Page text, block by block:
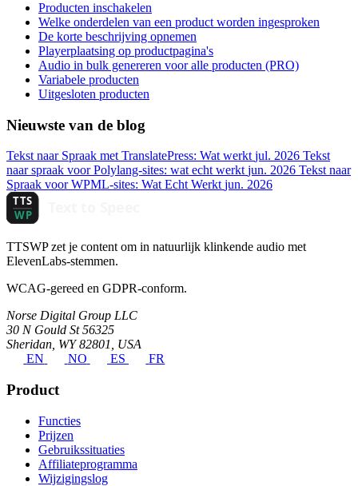
Producten inschakelen
Welke onderdelen van een product worden ingesproken
De korte beschrijving opnemen
Playerplaatsing op productpagina's
Audio in bulk genereren voor alle producten (PRO)
Variabele producten
Uitgesloten producten
Nieuwste van de blog
Tekst naar Spraak met TranslatePress: Wat werkt jul. 2026 Tekst
naar spraak voor Polylang-sites: wat echt werkt jun. 2026 Tekst naar
Spraak voor WPML-sites: Wat Echt Werkt jun. 2026
TTSWP zet je content om in natuurlijk klinkende audio met
ElevenLabs-stemmen.
WCAG-gereed en GDPR-conform.
Norse Digital Group LLC
30 N Gould St 56325
Sheridan, WY 82801, USA
EN
NO ES FR
Product
Functies
Prijzen
Gebruikssituaties
Affiliateprogramma
Wijzigingslog